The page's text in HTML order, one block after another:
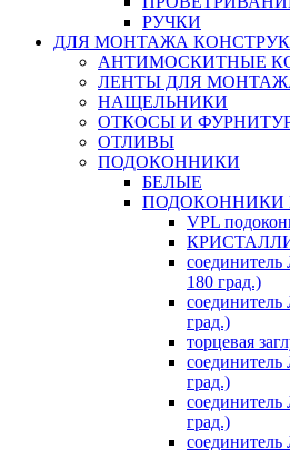
РУЧКИ
ДЛЯ МОНТАЖА
АНТИМОСКИТНЫЕ
ЛЕНТЫ ДЛЯ
НАЩЕЛЬНИКИ
ОТКОСЫ И
ОТЛИВЫ
ПОДОКОННИКИ
БЕЛЫЕ
ПОДОКОННИКИ
VPL
180 град.)
град.)
торцевая
град.)
град.)